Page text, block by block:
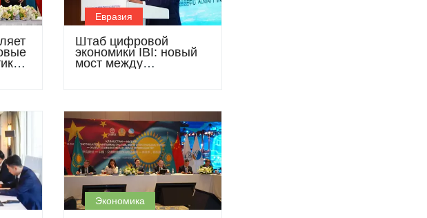
Евразия
Штаб цифровой
экономики IBI: новый
мост между
Экономика